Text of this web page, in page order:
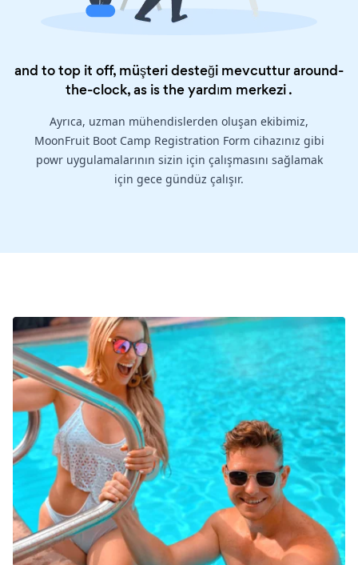
and to top it off, müşteri desteği mevcuttur around-
the-clock, as is theyardım merkezi.
Ayrıca, uzman mühendislerden oluşan ekibimiz,
MoonFruit Boot Camp Registration Form cihazınız gibi
powr uygulamalarının sizin için çalışmasını sağlamak
için gece gündüz çalışır.